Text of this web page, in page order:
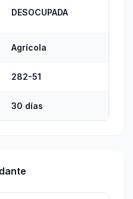
DESOCUPADA
Agrícola
282-51
30 días